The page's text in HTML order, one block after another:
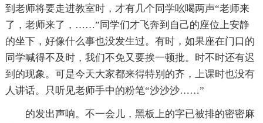
到老师将要走进教室时，才有几个同学吆喝两声“老师来
了，老师来了，……”同学们才飞奔到自己的座位上安静
的坐下，好像什么事也没发生过。有时，如果座在门口的
同学喊得不及时，我们不免又要挨一顿批。时不时还有迟
到的现象。可是今天大家都来得特别的齐，上课时也没有
人讲话。只听见老师手中的粉笔“沙沙沙……”
的发出声响。不一会儿，黑板上的字已被排的密密麻